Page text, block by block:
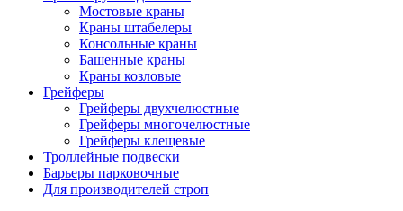
Мостовые краны
Краны штабелеры
Консольные краны
Башенные краны
Краны козловые
Грейферы
Грейферы двухчелюстные
Грейферы многочелюстные
Грейферы клещевые
Троллейные подвески
Барьеры парковочные
Для производителей строп